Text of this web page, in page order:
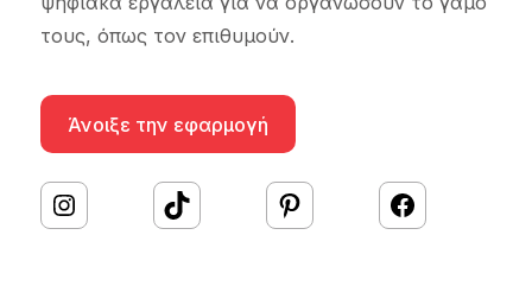
τους, όπως τον επιθυμούν.
Άνοιξε την εφαρμογή
# TikTok Pinterest Facebook